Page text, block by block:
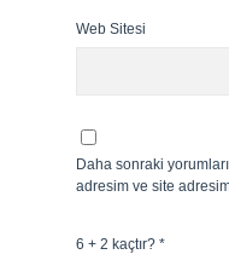
Web Sitesi
Daha sonraki
adresim ve site
6 + 2 kaçtır? *